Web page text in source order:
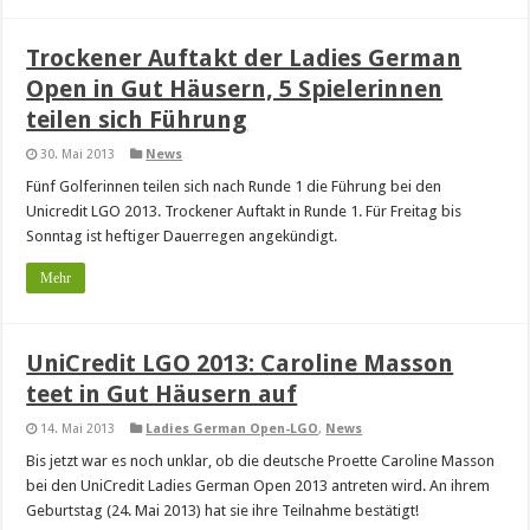
Trockener Auftakt der Ladies German
Open in Gut Häusern, 5 Spielerinnen
teilen sich Führung
30. Mai 2013 News
Fünf Golferinnen teilen sich nach Runde 1 die Führung bei den
Unicredit LGO 2013. Trockener Auftakt in Runde 1. Für Freitag bis
Sonntag ist heftiger Dauerregen angekündigt.
Mehr
UniCredit LGO 2013: Caroline Masson
teet in Gut Häusern auf
14. Mai 2013 Ladies German Open-LGO, News
Bis jetzt war es noch unklar, ob die deutsche Proette Caroline Masson
bei den UniCredit Ladies German Open 2013 antreten wird. An ihrem
Geburtstag (24. Mai 2013) hat sie ihre Teilnahme bestätigt!